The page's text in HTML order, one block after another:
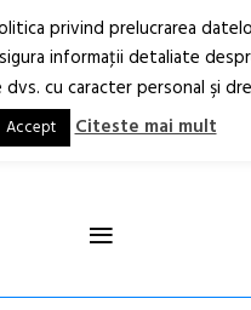
≡
privind prelucrarea
informaţii detaliate
cu caracter personal şi
Accept Citeste mai mult